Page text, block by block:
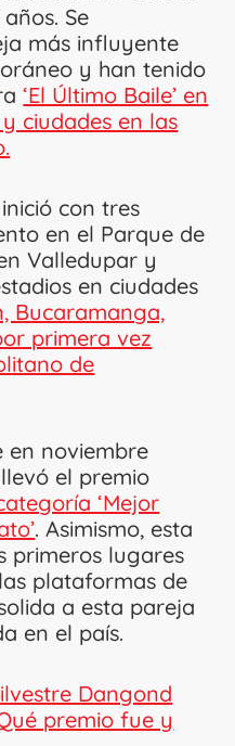
Se
más influyente
y han tenido
‘El Último Baile’ en
ciudades en las
con tres
en el Parque de
Valledupar y
en ciudades
Bucaramanga,
primera vez
de
en noviembre
el premio
‘Mejor
. Asimismo, esta
primeros lugares
plataformas de
a esta pareja
en el país.
Dangond
premio fue y